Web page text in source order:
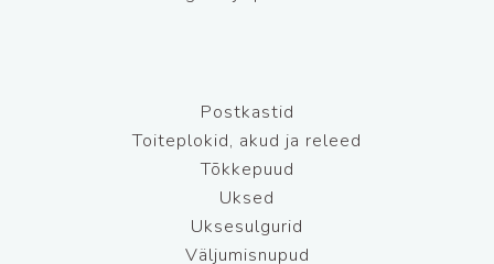
Postkastid
Toiteplokid, akud ja releed
Tõkkepuud
Uksed
Uksesulgurid
Väljumisnupud